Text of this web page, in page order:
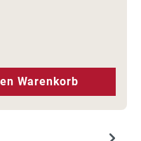
den
Warenkorb